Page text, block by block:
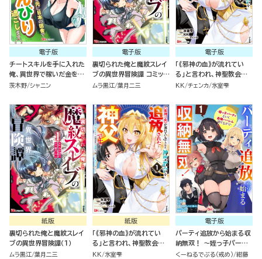
電子版
チートスキルを手に入れた
俺、異世界で稼いだ金を元
に日本の田舎でのんびり過
版）
茨木野 シャニン
電子版
裏切られた俺と魔紋スレイ
ブの異世界冒険譚 コミック
版 （1）
ムラ黒江 葉月二三
電子版
「《邪神の血》が流れてい
る」と言われ、神聖教会を
追放された神父です。 ～理
されたら、信仰対象の女神
様も一緒についてきちゃい
ました～ コミック版 （1）
KK チェンカ 氷室雫
紙版
裏切られた俺と魔紋スレイ
ブの異世界冒険譚（１）
ムラ黒江 葉月二三
紙版
「《邪神の血》が流れてい
る」と言われ、神聖教会を
追放された神父です。 ～理
KK 氷室雫
電子版
パーティ追放から始まる収
納無双！ ～姪っ子パーテ
ィといく最強ハーレム成り
くーねるでぶる（戒め） 紺藤